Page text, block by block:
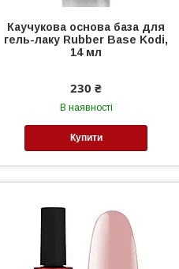
Каучукова основа база для
гель-лаку Rubber Base Kodi,
14 мл
230 ₴
В наявності
Купити